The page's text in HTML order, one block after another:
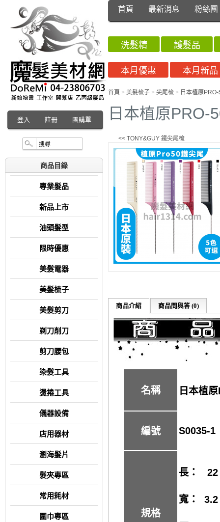
登入 註冊 團購單
首頁 最新消息 粉絲團
商品目錄
專業髮品
新品上市
油頭髮型
限時優惠
美髮電器
美髮梳子
美髮剪刀
剃刀削刀
剪刀腰包
染髮工具
燙捲工具
儀器設備
店用器材
瀏海髮片
髮夾專區
常用耗材
圍巾專區
洗髮精
護髮品
本月優惠
本月新品
首頁 > 美髮梳子 > 尖尾梳 > 日本植原
日本植原PRO-
<< TONY&GUY 鐵尖尾梳
商品介紹 商品問與答 (0)
名稱 日本植
編號 S0035-1
規格
長：
寬：